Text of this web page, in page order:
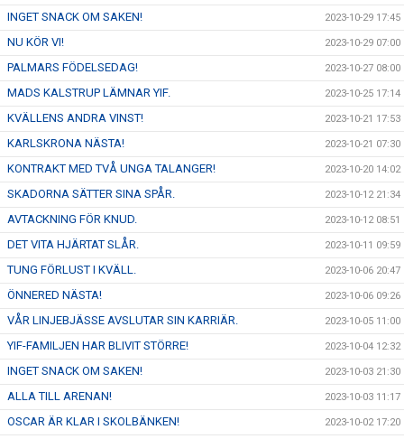
INGET SNACK OM SAKEN! 2023-10-29 17:45
NU KÖR VI! 2023-10-29 07:00
PALMARS FÖDELSEDAG! 2023-10-27 08:00
MADS KALSTRUP LÄMNAR YIF. 2023-10-25 17:14
KVÄLLENS ANDRA VINST! 2023-10-21 17:53
KARLSKRONA NÄSTA! 2023-10-21 07:30
KONTRAKT MED TVÅ UNGA TALANGER! 2023-10-20 14:02
SKADORNA SÄTTER SINA SPÅR. 2023-10-12 21:34
AVTACKNING FÖR KNUD. 2023-10-12 08:51
DET VITA HJÄRTAT SLÅR. 2023-10-11 09:59
TUNG FÖRLUST I KVÄLL. 2023-10-06 20:47
ÖNNERED NÄSTA! 2023-10-06 09:26
VÅR LINJEBJÄSSE AVSLUTAR SIN KARRIÄR. 2023-10-05 11:00
YIF-FAMILJEN HAR BLIVIT STÖRRE! 2023-10-04 12:32
INGET SNACK OM SAKEN! 2023-10-03 21:30
ALLA TILL ARENAN! 2023-10-03 11:17
OSCAR ÄR KLAR I SKOLBÄNKEN! 2023-10-02 17:20